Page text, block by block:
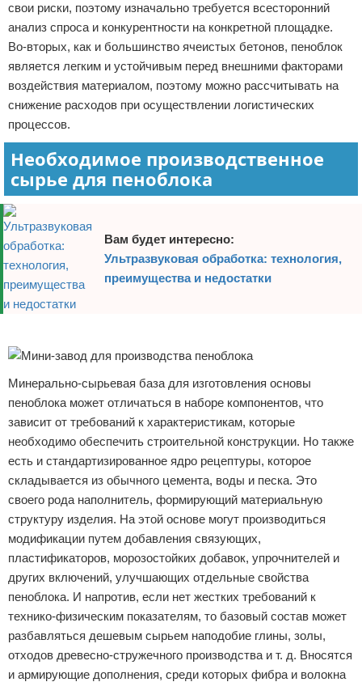
свои риски, поэтому изначально требуется всесторонний
анализ спроса и конкурентности на конкретной площадке.
Во-вторых, как и большинство ячеистых бетонов, пеноблок
является легким и устойчивым перед внешними факторами
воздействия материалом, поэтому можно рассчитывать на
снижение расходов при осуществлении логистических
процессов.
Необходимое производственное
сырье для пеноблока
Вам будет интересно:
Ультразвуковая обработка: технология,
преимущества и недостатки
Минерально-сырьевая база для изготовления основы
пеноблока может отличаться в наборе компонентов, что
зависит от требований к характеристикам, которые
необходимо обеспечить строительной конструкции. Но также
есть и стандартизированное ядро рецептуры, которое
складывается из обычного цемента, воды и песка. Это
своего рода наполнитель, формирующий материальную
структуру изделия. На этой основе могут производиться
модификации путем добавления связующих,
пластификаторов, морозостойких добавок, упрочнителей и
других включений, улучшающих отдельные свойства
пеноблока. И напротив, если нет жестких требований к
технико-физическим показателям, то базовый состав может
разбавляться дешевым сырьем наподобие глины, золы,
отходов древесно-стружечного производства и т. д. Вносятся
и армирующие дополнения, среди которых фибра и волокна